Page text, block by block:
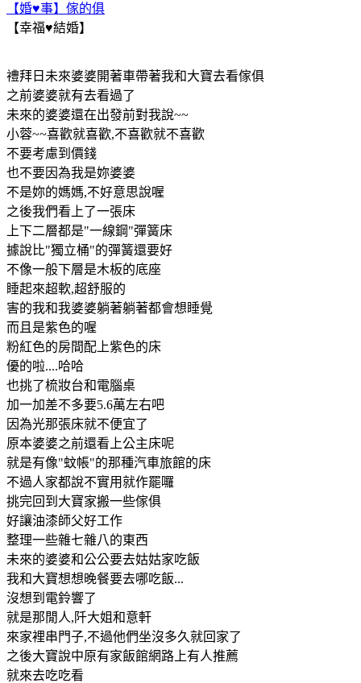
【婚♥事】傢的俱
【幸福♥結婚】
禮拜日未來婆婆開著車帶著我和大寶去看傢俱
之前婆婆就有去看過了
未來的婆婆還在出發前對我說~~
小蓉~~喜歡就喜歡,不喜歡就不喜歡
不要考慮到價錢
也不要因為我是妳婆婆
不是妳的媽媽,不好意思說喔
之後我們看上了一張床
上下二層都是"一線鋼"彈簧床
據說比"獨立桶"的彈簧還要好
不像一般下層是木板的底座
睡起來超軟,超舒服的
害的我和我婆婆躺著躺著都會想睡覺
而且是紫色的喔
粉紅色的房間配上紫色的床
優的啦....哈哈
也挑了梳妝台和電腦桌
加一加差不多要5.6萬左右吧
因為光那張床就不便宜了
原本婆婆之前還看上公主床呢
就是有像"蚊帳"的那種汽車旅館的床
不過人家都說不實用就作罷囉
挑完回到大寶家搬一些傢俱
好讓油漆師父好工作
整理一些雜七雜八的東西
未來的婆婆和公公要去姑姑家吃飯
我和大寶想想晚餐要去哪吃飯...
沒想到電鈴響了
就是那閒人,阡大姐和意軒
來家裡串門子,不過他們坐沒多久就回家了
之後大寶說中原有家飯館網路上有人推薦
就來去吃吃看